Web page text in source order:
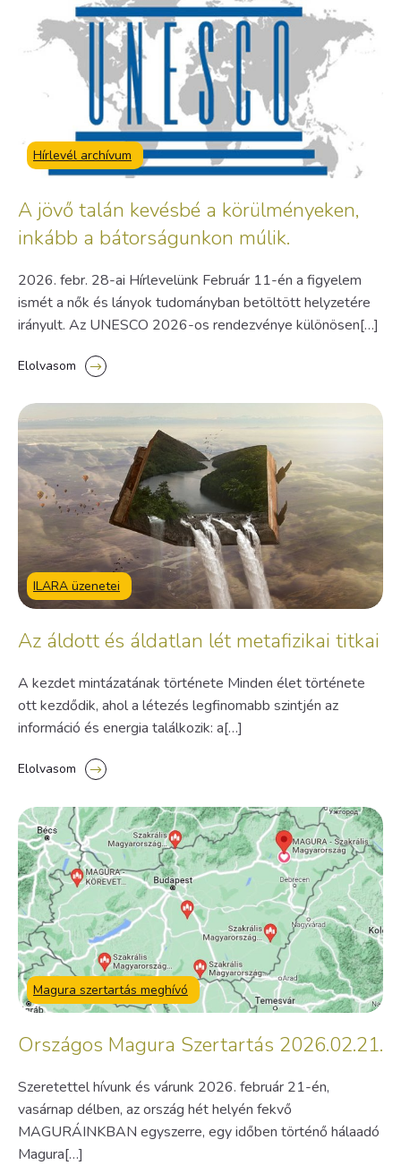
Hírlevél archívum
A jövő talán kevésbé a körülményeken,
inkább a bátorságunkon múlik.
2026. febr. 28-ai Hírlevelünk Február 11-én a figyelem
ismét a nők és lányok tudományban betöltött helyzetére
irányult. Az UNESCO 2026-os rendezvénye különösen[…]
Elolvasom
ILARA üzenetei
Az áldott és áldatlan lét metafizikai titkai
A kezdet mintázatának története Minden élet története
ott kezdődik, ahol a létezés legfinomabb szintjén az
információ és energia találkozik: a[…]
Elolvasom
Magura szertartás meghívó
Országos Magura Szertartás 2026.02.21.
Szeretettel hívunk és várunk 2026. február 21-én,
vasárnap délben, az ország hét helyén fekvő
MAGURÁINKBAN egyszerre, egy időben történő hálaadó
Magura[…]